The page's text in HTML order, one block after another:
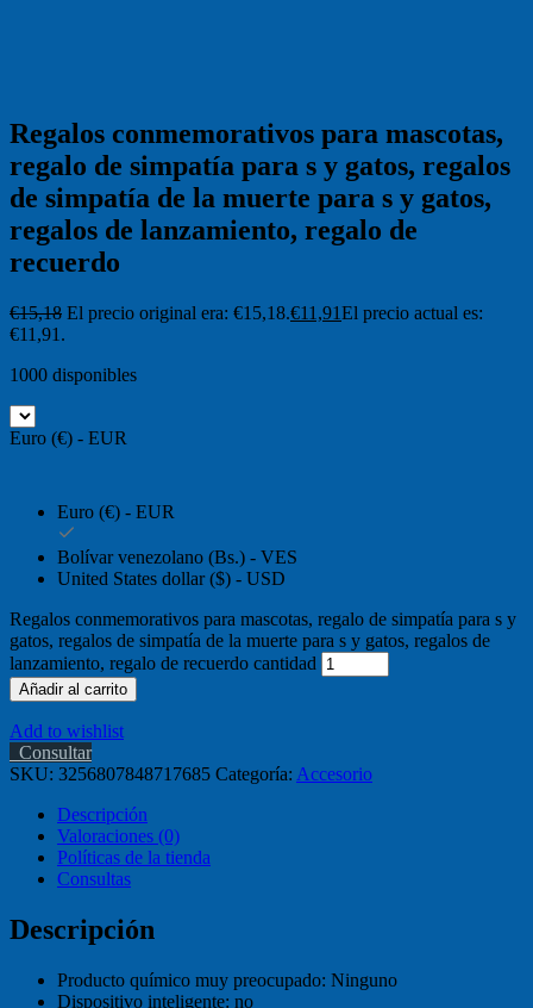
Regalos conmemorativos para mascotas,
regalo de simpatía para s y gatos, regalos
de simpatía de la muerte para s y gatos,
regalos de lanzamiento, regalo de
recuerdo
€15,18 El precio original era: €15,18.€11,91El precio actual es:
€11,91.
1000 disponibles
Euro (€) - EUR
Euro (€) - EUR
Bolívar venezolano (Bs.) - VES
United States dollar ($) - USD
Regalos conmemorativos para mascotas, regalo de simpatía para s y
gatos, regalos de simpatía de la muerte para s y gatos, regalos de
lanzamiento, regalo de recuerdo cantidad
Añadir al carrito
Add to wishlist
Consultar
SKU: 3256807848717685 Categoría: Accesorio
Descripción
Valoraciones (0)
Políticas de la tienda
Consultas
Descripción
Producto químico muy preocupado: Ninguno
Dispositivo inteligente: no